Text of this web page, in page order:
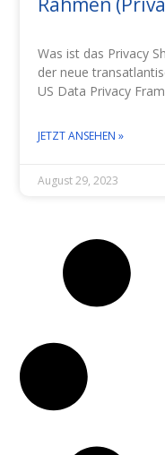
Was ist das Privacy
der neue
US Data Privacy
JETZT ANSEHEN »
August 29, 2023